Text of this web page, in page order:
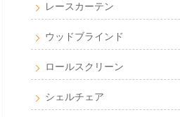
レースカーテン
ウッドブラインド
ロールスクリーン
シェルチェア